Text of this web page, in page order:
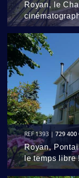
Royan, le
REF 1393 | 729 400
Royan,
le temps libre